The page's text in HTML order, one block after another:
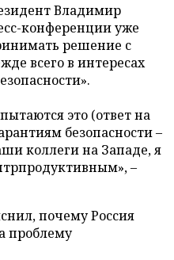
Владимир
конференции уже
решение с
всего в интересах
это (ответ на
безопасности –
коллеги на Западе, я
–
почему Россия
проблему